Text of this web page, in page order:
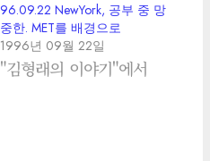
96.09.22 NewYork, 공부 중 망
중한. MET를 배경으로
1996년 09월 22일
"김형래의 이야기"에서